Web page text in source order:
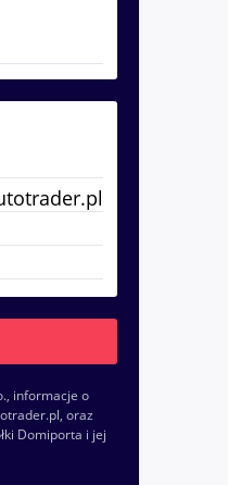
informacje o
oraz
Domiporta i jej